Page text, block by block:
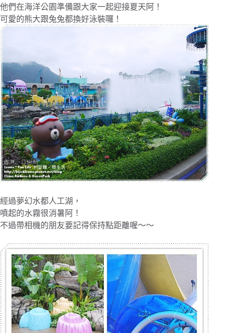
他們在海洋公園準備跟大家一起迎接夏天阿！
可愛的熊大跟兔兔都換好泳裝囉！
經過夢幻水都人工湖，
噴起的水霧很消暑阿！
不過帶相機的朋友要記得保持點距離喔～～